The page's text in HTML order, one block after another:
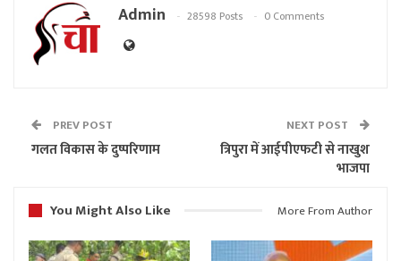
Admin 28598 Posts 0 Comments
PREV POST
गलत विकास के दुष्परिणाम
NEXT POST
त्रिपुरा में आईपीएफटी से नाखुश
भाजपा
You Might Also Like
More From Author